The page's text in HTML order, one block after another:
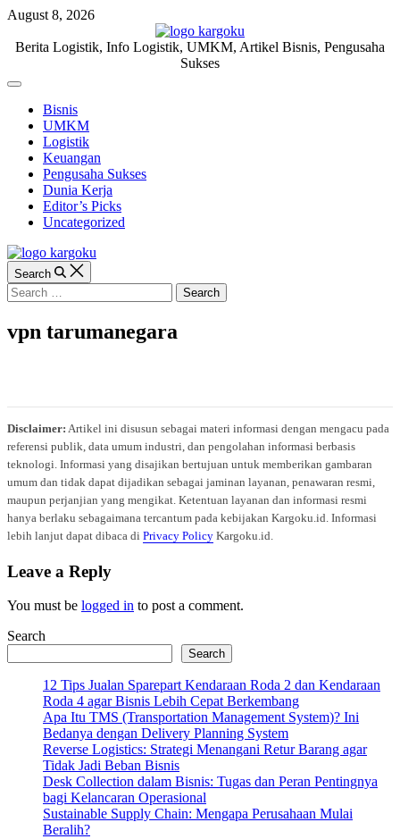
Skip
content
August 8, 2026
KARGOKU.ID
Berita Logistik, Info Logistik, UMKM, Artikel Bisnis, Pengusaha
Sukses
Off
CanvasBisnis
UMKM
Logistik
Keuangan
Pengusaha Sukses
Dunia Kerja
Editor’s Picks
Uncategorized
Search
Search
for:
vpn tarumanegara
Disclaimer: Artikel ini disusun sebagai materi informasi dengan mengacu pada
referensi publik, data umum industri, dan pengolahan informasi berbasis
teknologi. Informasi yang disajikan bertujuan untuk memberikan gambaran
umum dan tidak dapat dijadikan sebagai jaminan layanan, penawaran resmi,
maupun perjanjian yang mengikat. Ketentuan layanan dan informasi resmi
hanya berlaku sebagaimana tercantum pada kebijakan Kargoku.id. Informasi
lebih lanjut dapat dibaca di Privacy Policy Kargoku.id.
Leave a Reply
You must be logged in to post a comment.
Search
Search
12 Tips Jualan Sparepart Kendaraan Roda 2 dan Kendaraan
Roda 4 agar Bisnis Lebih Cepat Berkembang
Apa Itu TMS (Transportation Management System)? Ini
Bedanya dengan Delivery Planning System
Reverse Logistics: Strategi Menangani Retur Barang agar
Tidak Jadi Beban Bisnis
Desk Collection dalam Bisnis: Tugas dan Peran Pentingnya
bagi Kelancaran Operasional
Sustainable Supply Chain: Mengapa Perusahaan Mulai
Beralih?